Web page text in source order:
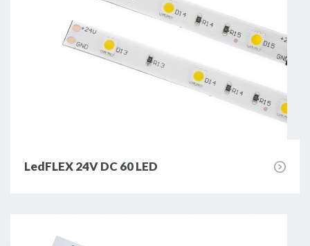
LedFLEX 24V DC 60 LED